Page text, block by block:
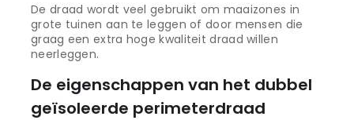
De draad wordt veel gebruikt om maaizones in
grote tuinen aan te leggen of door mensen die
graag een extra hoge kwaliteit draad willen
neerleggen.
De eigenschappen van het dubbel
geïsoleerde perimeterdraad